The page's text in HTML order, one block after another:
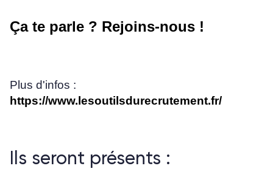
Ça te parle ? Rejoins-nous !
Plus d'infos :
https://www.lesoutilsdurecrutement.fr/
Ils seront présents :